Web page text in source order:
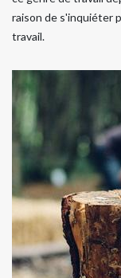
raison de s'inquiéter
travail.